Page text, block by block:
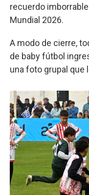
recuerdo
Mundial 2026.
A modo de cierre,
de baby fútbol
una foto grupal que